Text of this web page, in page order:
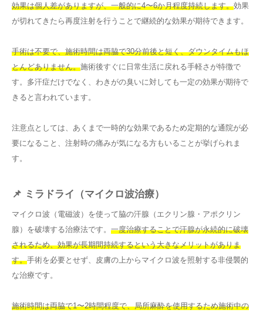
効果は個人差がありますが、一般的に4〜6か月程度持続します。効果
が切れてきたら再度注射を行うことで継続的な効果が期待できます。
手術は不要で、施術時間は両脇で30分前後と短く、ダウンタイムもほ
とんどありません。施術後すぐに日常生活に戻れる手軽さが特徴で
す。多汗症だけでなく、わきがの臭いに対しても一定の効果が期待で
きると言われています。
注意点としては、あくまで一時的な効果であるため定期的な通院が必
要になること、注射時の痛みが気になる方もいることが挙げられま
す。
📌 ミラドライ（マイクロ波治療）
マイクロ波（電磁波）を使って脇の汗腺（エクリン腺・アポクリン
腺）を破壊する治療法です。 一度治療することで汗腺が永続的に破壊
されるため、効果が長期間持続するという大きなメリットがありま
す。手術を必要とせず、皮膚の上からマイクロ波を照射する非侵襲的
な治療です。
施術時間は両脇で1〜2時間程度で、局所麻酔を使用するため施術中の